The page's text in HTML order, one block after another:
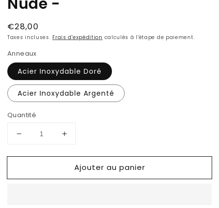
Prix
habituel
€28,00
Taxes incluses. Frais d'expédition calculés à l'étape de paiement.
Anneaux
Acier Inoxydable Doré
Acier Inoxydable Argenté
Quantité
Réduire
quantité
Boucles
Augmenter
quantité
Boucles
Ajouter au panier